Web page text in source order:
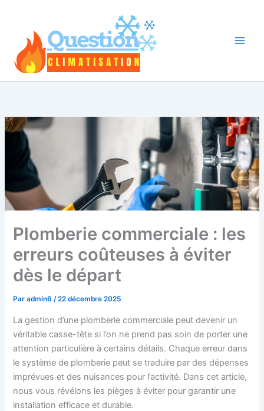
Plomberie commerciale : les
erreurs coûteuses à éviter
dès le départ
Paradmin6/22 décembre 2025
La gestion d’une plomberie commerciale peut devenir un
véritable casse-tête si l’on ne prend pas soin de porter une
attention particulière à certains détails. Chaque erreur dans
le système de plomberie peut se traduire par des dépenses
imprévues et des nuisances pour l’activité. Dans cet article,
nous vous révélons les pièges à éviter pour garantir une
installation efficace et durable.